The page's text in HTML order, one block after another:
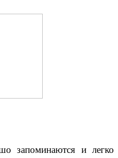
запоминаются и легко